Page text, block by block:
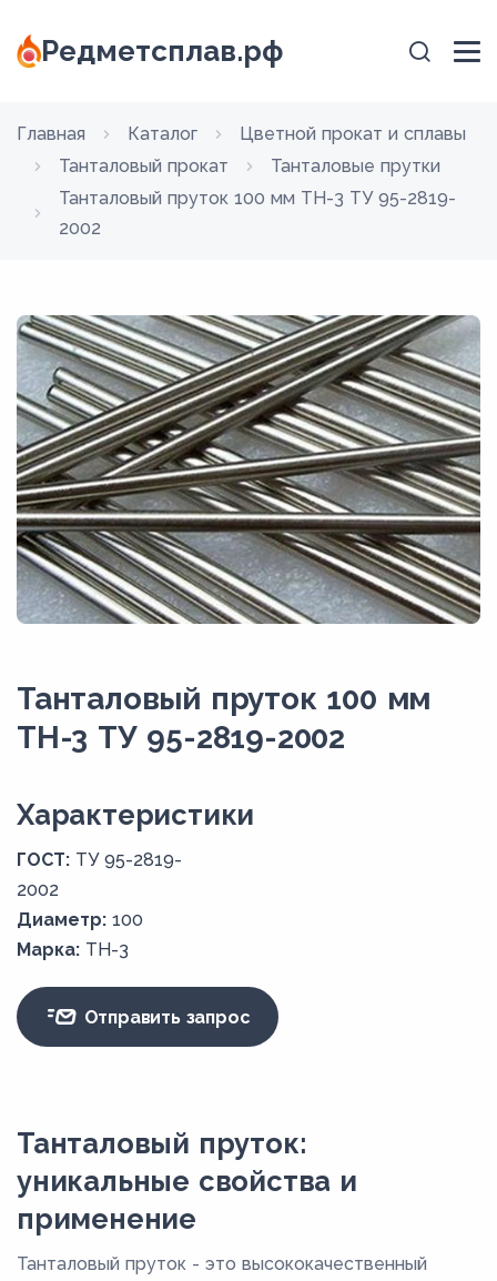
Редметсплав.рф
Главная Каталог
Цветной прокат и сплавы
Танталовый прокат
Танталовые прутки
Танталовый пруток 100 мм ТН-3 ТУ 95-2819-
2002
Танталовый пруток 100 мм
ТН-3 ТУ 95-2819-2002
Xарактеристики
ГОСТ: ТУ 95-2819-
2002
Диаметр: 100
Марка: ТН-3
Отправить запрос
Танталовый пруток:
уникальные свойства и
применение
Танталовый пруток - это высококачественный